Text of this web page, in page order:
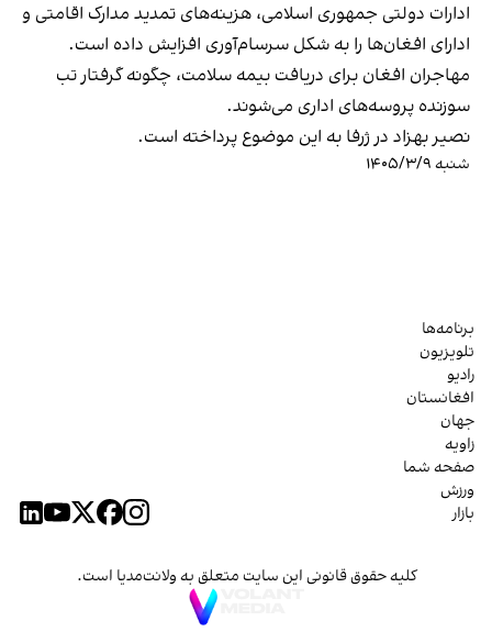
ادارات دولتی جمهوری اسلامی، هزینه‌های تمدید مدارک اقامتی و
ادارای افغان‌ها را به شکل سرسام‌آوری افزایش داده است.
مهاجران افغان برای دریافت بیمه سلامت، چگونه گرفتار تب
سوزنده پروسه‌های اداری می‌شوند.
نصیر بهزاد در ژرفا به این موضوع پرداخته است.
شنبه ۱۴۰۵/۳/۹
برنامه‌ها
تلویزیون
رادیو
افغانستان
جهان
زاویه
صفحه شما
ورزش
بازار
کلیه حقوق قانونی این سایت متعلق به ولانت‌مدیا است.